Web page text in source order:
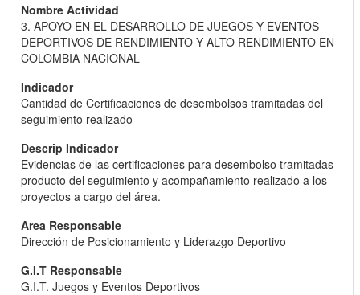
3. APOYO EN EL DESARROLLO DE JUEGOS Y EVENTOS
DEPORTIVOS DE RENDIMIENTO Y ALTO RENDIMIENTO EN
COLOMBIA NACIONAL
Cantidad de Certificaciones de desembolsos tramitadas del
seguimiento realizado
Evidencias de las certificaciones para desembolso tramitadas
producto del seguimiento y acompañamiento realizado a los
proyectos a cargo del área.
Dirección de Posicionamiento y Liderazgo Deportivo
G.I.T. Juegos y Eventos Deportivos